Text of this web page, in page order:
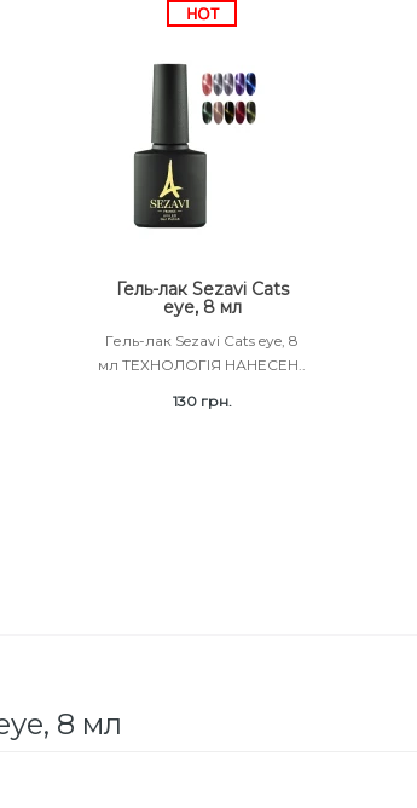
Гель-лак Sezavi Cats
eye, 8 мл
Гель-лак Sezavi Cats eye, 8
мл ТЕХНОЛОГІЯ НАНЕСЕН..
130 грн.
8 мл